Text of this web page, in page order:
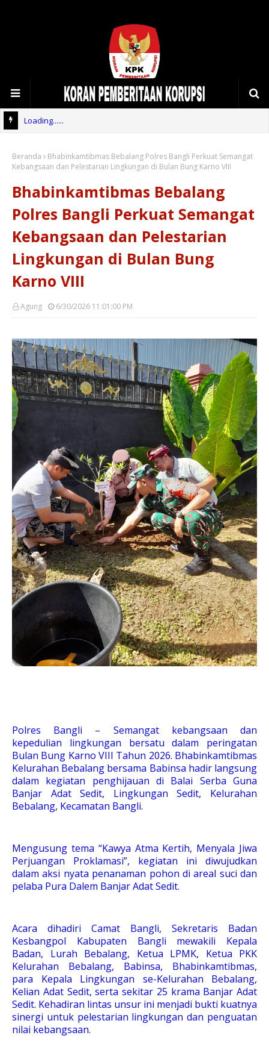
Loading......
Beranda
Bhabinkamtibmas Bebalang Polres Bangli Perkuat Semangat
Kebangsaan dan Pelestarian Lingkungan di Bulan Bung Karno VIII
Bhabinkamtibmas Bebalang
Polres Bangli Perkuat Semangat
Kebangsaan dan Pelestarian
Lingkungan di Bulan Bung
Karno VIII
Agung 6/30/2026 11:01:00 PM
Polres Bangli – Semangat kebangsaan dan
kepedulian lingkungan bersatu dalam peringatan
Bulan Bung Karno VIII Tahun 2026. Bhabinkamtibmas
Kelurahan Bebalang bersama Babinsa hadir langsung
dalam kegiatan penghijauan di Balai Serba Guna
Banjar Adat Sedit, Lingkungan Sedit, Kelurahan
Bebalang, Kecamatan Bangli.
Mengusung tema “Kawya Atma Kertih, Menyala Jiwa
Perjuangan Proklamasi”, kegiatan ini diwujudkan
dalam aksi nyata penanaman pohon di areal suci dan
pelaba Pura Dalem Banjar Adat Sedit.
Acara dihadiri Camat Bangli, Sekretaris Badan
Kesbangpol Kabupaten Bangli mewakili Kepala
Badan, Lurah Bebalang, Ketua LPMK, Ketua PKK
Kelurahan Bebalang, Babinsa, Bhabinkamtibmas,
para Kepala Lingkungan se-Kelurahan Bebalang,
Kelian Adat Sedit, serta sekitar 25 krama Banjar Adat
Sedit. Kehadiran lintas unsur ini menjadi bukti kuatnya
sinergi untuk pelestarian lingkungan dan penguatan
nilai kebangsaan.